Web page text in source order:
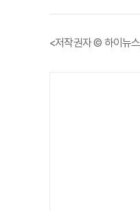
<저작권자 © 하이뉴